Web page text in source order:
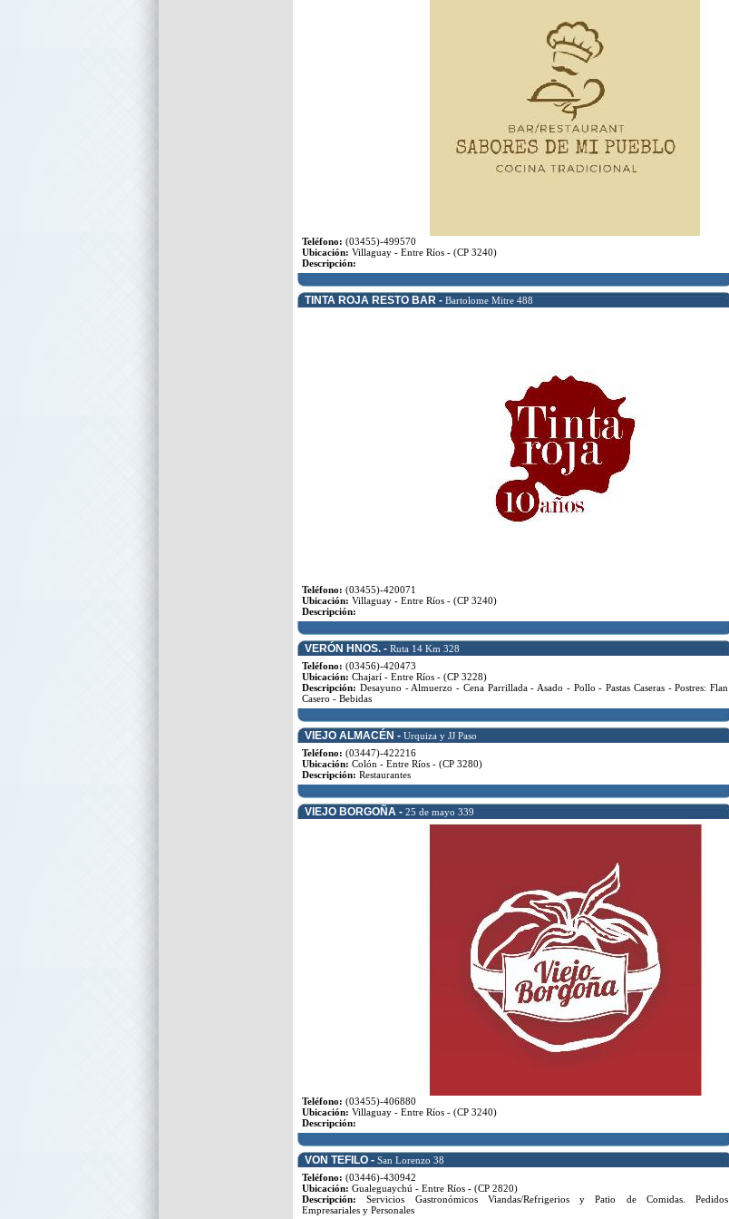
Teléfono: (03455)-499570
Ubicación: Villaguay - Entre Ríos - (CP 3240)
Descripción:
TINTA ROJA RESTO BAR - Bartolome Mitre 488
Teléfono: (03455)-420071
Ubicación: Villaguay - Entre Ríos - (CP 3240)
Descripción:
VERÓN HNOS. - Ruta 14 Km 328
Teléfono: (03456)-420473
Ubicación: Chajarí - Entre Ríos - (CP 3228)
Descripción: Desayuno - Almuerzo - Cena Parrillada - Asado - Pollo - Pastas Caseras - Postres: Flan
Casero - Bebidas
VIEJO ALMACÉN - Urquiza y JJ Paso
Teléfono: (03447)-422216
Ubicación: Colón - Entre Ríos - (CP 3280)
Descripción: Restaurantes
VIEJO BORGOÑA - 25 de mayo 339
Teléfono: (03455)-406880
Ubicación: Villaguay - Entre Ríos - (CP 3240)
Descripción:
VON TEFILO - San Lorenzo 38
Teléfono: (03446)-430942
Ubicación: Gualeguaychú - Entre Ríos - (CP 2820)
Descripción: Servicios Gastronómicos Viandas/Refrigerios y Patio de Comidas. Pedidos
Empresariales y Personales